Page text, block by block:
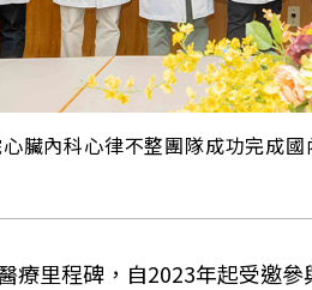
臟內科心律不整團隊成功完成
療里程碑，自2023年起受邀